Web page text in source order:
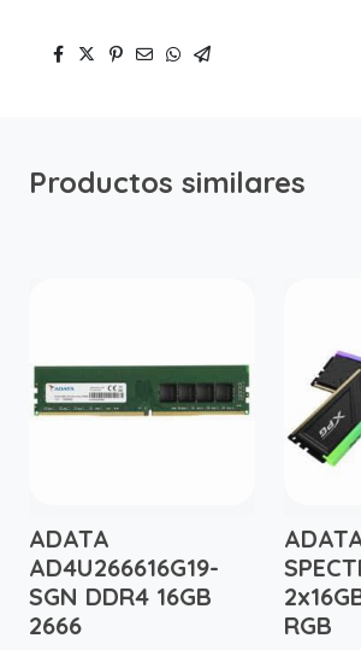
Productos similares
ADATA
AD4U266616G19-
SGN DDR4 16GB
2666
RGB